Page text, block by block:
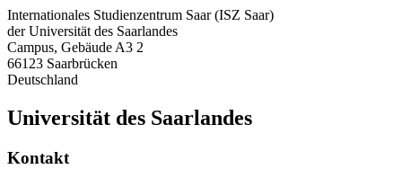
Internationales Studienzentrum Saar (ISZ Saar)
der Universität des Saarlandes
Campus, Gebäude A3 2
66123 Saarbrücken
Deutschland
Universität des Saarlandes
Kontakt